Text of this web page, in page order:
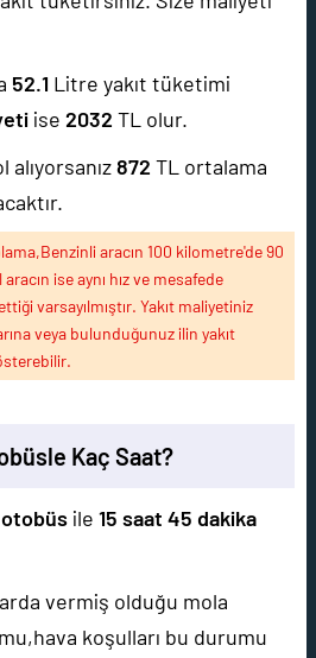
52.1 Litre yakıt tüketimi
ise 2032 TL olur.
alıyorsanız872 TL ortalama
aracın 100 kilometre'de 90
ise aynı hız ve mesafede
varsayılmıştır. Yakıt maliyetiniz
veya bulunduğunuz ilin yakıt
Kaç Saat?
otobüs ile 15 saat 45 dakika
vermiş olduğu mola
koşulları bu durumu